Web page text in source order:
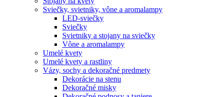
Sviečky, svietniky, vône a aromalampy
LED-sviečky
Sviečky
Svietniky a stojany na sviečky
Vône a aromalampy
Umelé kvety
Umelé kvety a rastliny
Vázy, sochy a dekoračné predmety
Dekorácie na stenu
Dekoračné misky